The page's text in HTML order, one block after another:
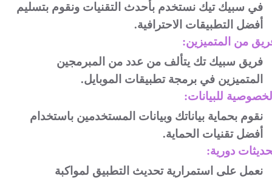
في سبيك تيك نستخدم بأحدث التقنيات ونقوم بتسليم
أفضل التطبيقات الاحترافية.
من المتميزين:
فريق سبيك تك يتألف من عدد من المبرمجين
المتميزين في برمجة تطبيقات الموبايل.
للبيانات:
نقوم بحماية بياناتك وبيانات المستخدمين باستخدام
أفضل تقنيات الحماية.
دورية:
نعمل على استمرارية تحديث التطبيق لمواكبة